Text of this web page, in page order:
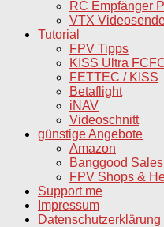
RC Empfänger
VTX
Tutorial
FPV Tipps
KISS Ultra
FETTEC / KISS
Betaflight
iNAV
Videoschnitt
günstige Angebote
Amazon
Banggood Sales
FPV Shops &
Support me
Impressum
Datenschutzerklärung